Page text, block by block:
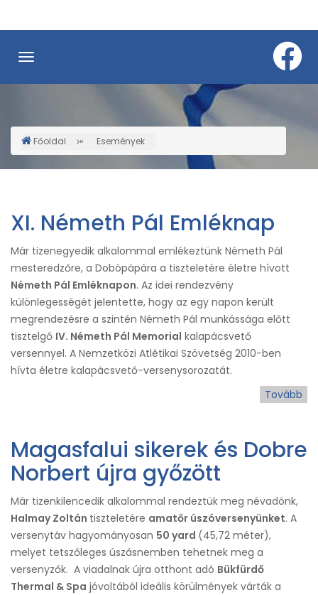
Morzsa
Főoldal Események
XI. Németh Pál Emléknap
Már tizenegyedik alkalommal emlékeztünk Németh Pál
mesteredzőre, a Dobópápára a tiszteletére életre hívott
Németh Pál Emléknapon. Az idei rendezvény
különlegességét jelentette, hogy az egy napon került
megrendezésre a szintén Németh Pál munkássága előtt
tisztelgő IV. Németh Pál Memorial kalapácsvető
versennyel. A Nemzetközi Atlétikai Szövetség 2010-ben
hívta életre kalapácsvető-versenysorozatát.
Tovább
Magasfalui sikerek és Dobre
Norbert újra győzött
Már tizenkilencedik alkalommal rendeztük meg névadónk,
Halmay Zoltán tiszteletére amatőr úszóversenyünket. A
versenytáv hagyományosan 50 yard (45,72 méter),
melyet tetszőleges úszásnemben tehetnek meg a
versenyzők. A viadalnak újra otthont adó Bükfürdő
Thermal & Spa jóvoltából ideális körülmények várták a